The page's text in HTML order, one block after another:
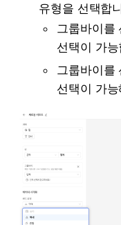
유형을 선택합
그룹바이를
선택이 가능
그룹바이를
선택이 가능